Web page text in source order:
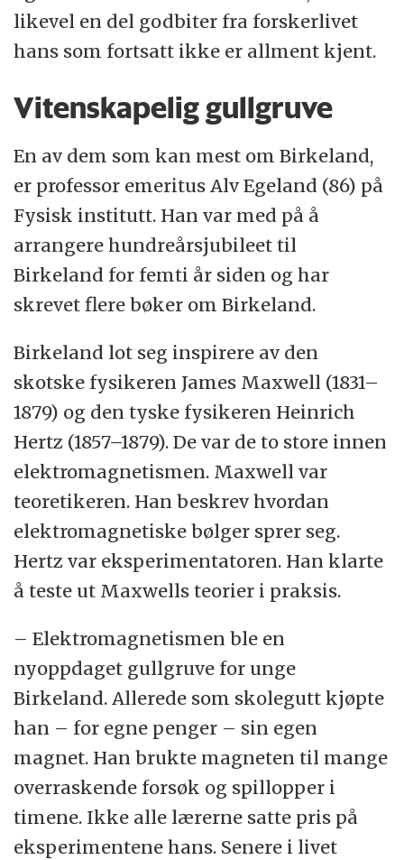
likevel en del godbiter fra forskerlivet
hans som fortsatt ikke er allment kjent.
Vitenskapelig gullgruve
En av dem som kan mest om Birkeland,
er professor emeritus Alv Egeland (86) på
Fysisk institutt. Han var med på å
arrangere hundreårsjubileet til
Birkeland for femti år siden og har
skrevet flere bøker om Birkeland.
Birkeland lot seg inspirere av den
skotske fysikeren James Maxwell (1831–
1879) og den tyske fysikeren Heinrich
Hertz (1857–1879). De var de to store innen
elektromagnetismen. Maxwell var
teoretikeren. Han beskrev hvordan
elektromagnetiske bølger sprer seg.
Hertz var eksperimentatoren. Han klarte
å teste ut Maxwells teorier i praksis.
– Elektromagnetismen ble en
nyoppdaget gullgruve for unge
Birkeland. Allerede som skolegutt kjøpte
han – for egne penger – sin egen
magnet. Han brukte magneten til mange
overraskende forsøk og spillopper i
timene. Ikke alle lærerne satte pris på
eksperimentene hans. Senere i livet